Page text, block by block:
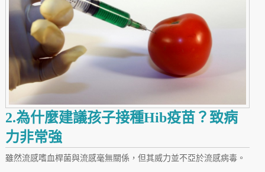
2.為什麼建議孩子接種Hib疫苗？致病
力非常強
雖然流感嗜血桿菌與流感毫無關係，但其威力並不亞於流感病毒。